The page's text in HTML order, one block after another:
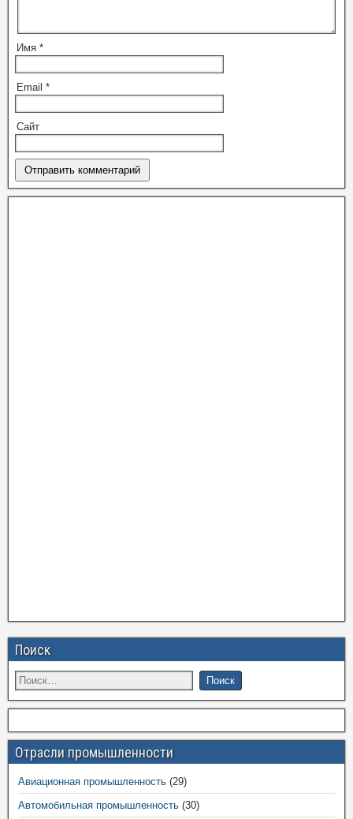
Имя *
Email *
Сайт
Поиск
Отрасли промышленности
Авиационная промышленность (29)
Автомобильная промышленность (30)